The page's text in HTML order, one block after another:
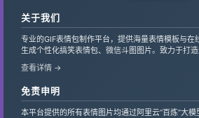
关于我们
专业的GIF表情包制作平台，提供海量表情模板与在
生成个性化搞笑表情包、微信斗图图片。致力于打
服务，支持自定义文字、贴纸，让创意轻松变现。
查看详情 →
免责申明
本平台提供的所有表情图片均通过阿里云“百炼”大